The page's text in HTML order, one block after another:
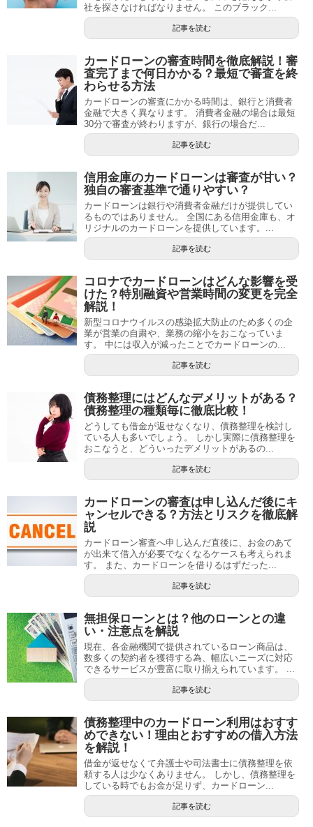
社を探さなければなりません。 このブラック...
記事を読む
カードローンの審査時間を徹底解説！審
査完了まで何日かかる？最短で審査を終
わらせる方法
カードローンの審査にかかる時間は、銀行と消費者
金融で大きく異なります。 消費者金融の場合は最短
30分で審査が終わりますが、銀行の場合だ...
記事を読む
信用金庫のカードローンは審査が甘い？
独自の審査基準で通りやすい？
カードローンは銀行や消費者金融だけが提供してい
るものではありません。 全国にある信用金庫も、オ
リジナルのカードローンを提供しています。...
記事を読む
コロナでカードローンはどんな影響を受
けた？特別融資や営業時間の変更を完全
解説！
新型コロナウイルスの感染拡大防止のため多くの企
業が営業の自粛や、業務の縮小をおこなっていま
す。 中には収入が減ったことでカードローンの...
記事を読む
債務整理にはどんなデメリットがある？
債務整理の種類毎に徹底比較！
どうしても借金が返せなくなり、債務整理を検討し
ている人も多いでしょう。 しかし実際に債務整理を
おこなうと、どういったデメリットがあるの...
記事を読む
カードローンの審査は申し込んだ後にキ
ャンセルできる？方法とリスクを徹底解
説
カードローン審査へ申し込んだ直後に、お金のあて
が出来て借入が必要でなくなるケースも考えられま
す。 また、カードローンを借りるはずだった...
記事を読む
無担保ローンとは？他のローンとの違
い・注意点を解説
現在、各金融機関で提供されているローン商品は、
数多くの契約者を獲得する為、幅広いニーズに対応
できるサービスが豊富に取り揃えられています。 ...
記事を読む
債務整理中のカードローン利用はおすす
めできない！理由とおすすめの借入方法
を解説！
借金が返せなくて弁護士や司法書士に債務整理を依
頼する人は少なくありません。 しかし、債務整理を
している時でもお金が足りず、カードローン...
記事を読む